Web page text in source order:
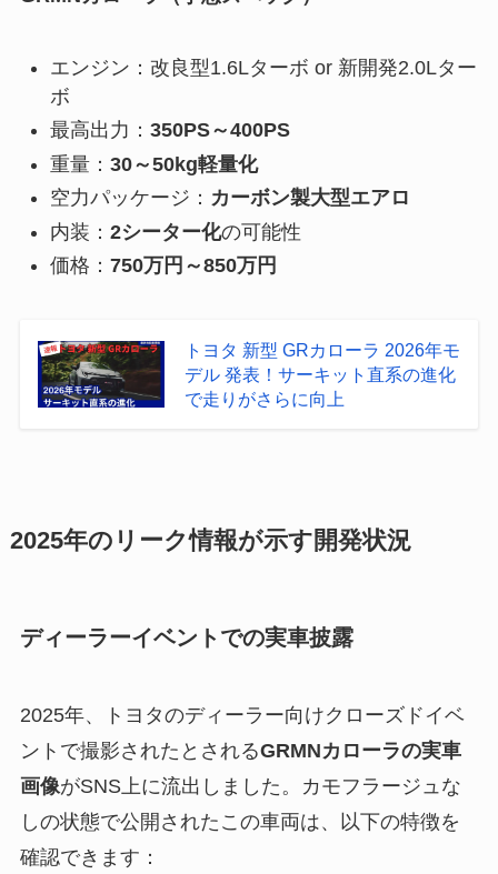
エンジン：改良型1.6Lターボ or 新開発2.0Lター
ボ
最高出力： 350PS～400PS
重量： 30～50kg軽量化
空力パッケージ： カーボン製大型エアロ
内装： 2シーター化の可能性
価格： 750万円～850万円
トヨタ 新型 GRカローラ 2026年モ
デル 発表！サーキット直系の進化
で走りがさらに向上
2025年のリーク情報が示す開発状況
ディーラーイベントでの実車披露
2025年、トヨタのディーラー向けクローズドイベ
ントで撮影されたとされるGRMNカローラの実車
画像がSNS上に流出しました。カモフラージュな
しの状態で公開されたこの車両は、以下の特徴を
確認できます：